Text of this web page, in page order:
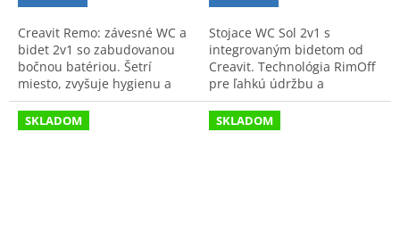
Creavit Remo: závesné WC a
bidet 2v1 so zabudovanou
bočnou batériou. Šetrí
miesto, zvyšuje hygienu a
komfort. Moderné a
praktické riešenie do
kúpeľne.
Stojace WC Sol 2v1 s
integrovaným bidetom od
Creavit. Technológia RimOff
pre ľahkú údržbu a
univerzálny UNI odpad.
Elegantné riešenie pre
modernú kúpeľňu.
SKLADOM SKLADOM